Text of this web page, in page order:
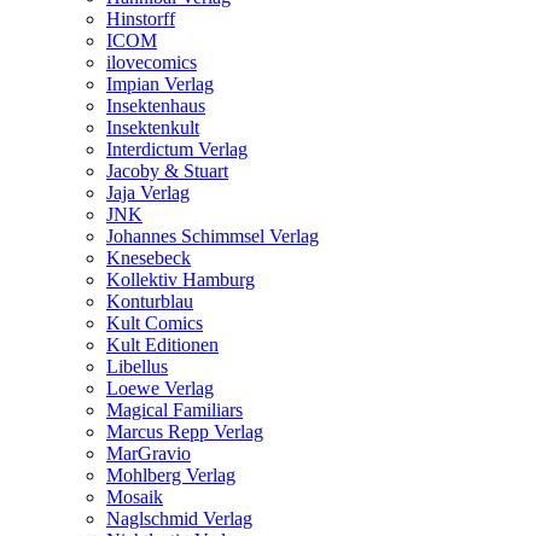
Hinstorff
ICOM
ilovecomics
Impian Verlag
Insektenhaus
Insektenkult
Interdictum Verlag
Jacoby & Stuart
Jaja Verlag
JNK
Johannes Schimmsel Verlag
Knesebeck
Kollektiv Hamburg
Konturblau
Kult Comics
Kult Editionen
Libellus
Loewe Verlag
Magical Familiars
Marcus Repp Verlag
MarGravio
Mohlberg Verlag
Mosaik
Naglschmid Verlag